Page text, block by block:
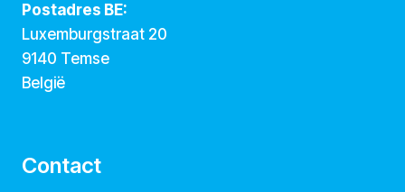
Postadres BE:
Luxemburgstraat 20
9140 Temse
België
Contact